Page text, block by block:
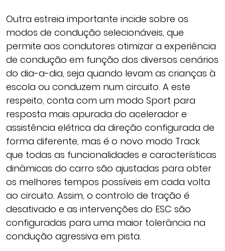
Outra estreia importante incide sobre os
modos de condução selecionáveis, que
permite aos condutores otimizar a experiência
de condução em função dos diversos cenários
do dia-a-dia, seja quando levam as crianças à
escola ou conduzem num circuito. A este
respeito, conta com um modo Sport para
resposta mais apurada do acelerador e
assistência elétrica da direção configurada de
forma diferente, mas é o novo modo Track
que todas as funcionalidades e características
dinâmicas do carro são ajustadas para obter
os melhores tempos possíveis em cada volta
ao circuito. Assim, o controlo de tração é
desativado e as intervenções do ESC são
configuradas para uma maior tolerância na
condução agressiva em pista.